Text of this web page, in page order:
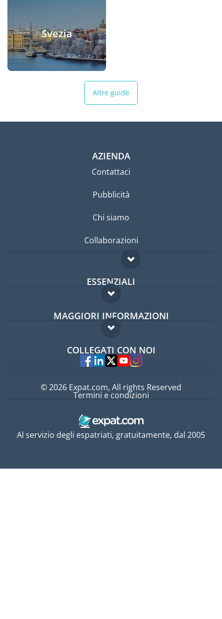
Svezia
Altre guide
AZIENDA
Contattaci
Pubblicità
Chi siamo
Collaborazioni
ESSENZIALI
Forum per expat
Guida per expat
MAGGIORI INFORMAZIONI
Domande frequenti
Esperti
COLLEGATI CON NOI
Al servizio degli espatriati, gratuitamente, dal 2005
© 2026 Expat.com, All rights Reserved
Termini e condizioni